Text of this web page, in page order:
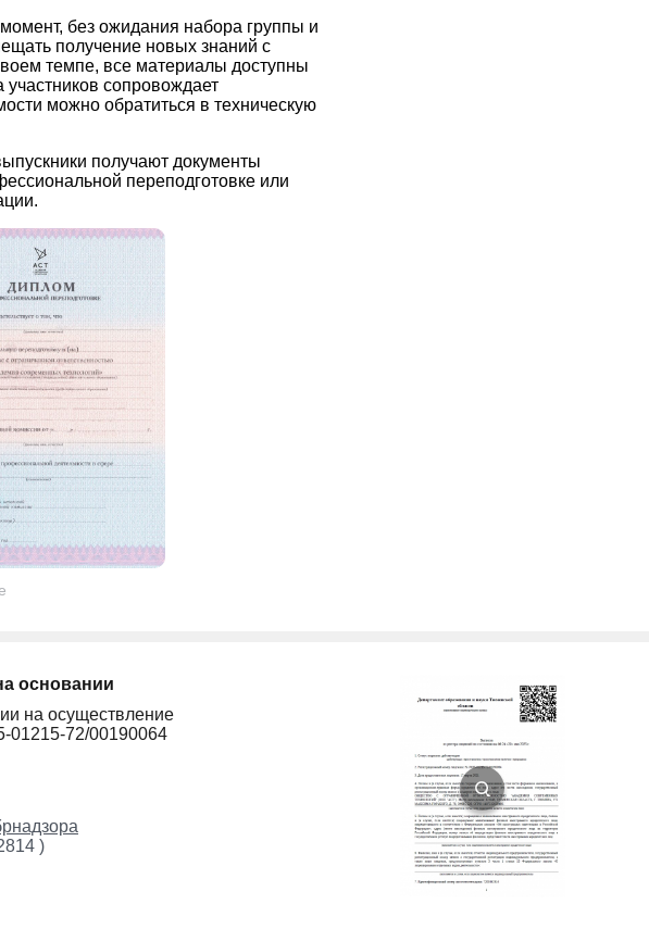
без ожидания набора группы и
получение новых знаний с
темпе, все материалы доступны
сопровождает
можно обратиться в техническую
получают документы
переподготовке или
основании
на осуществление
01215-72/00190064
)